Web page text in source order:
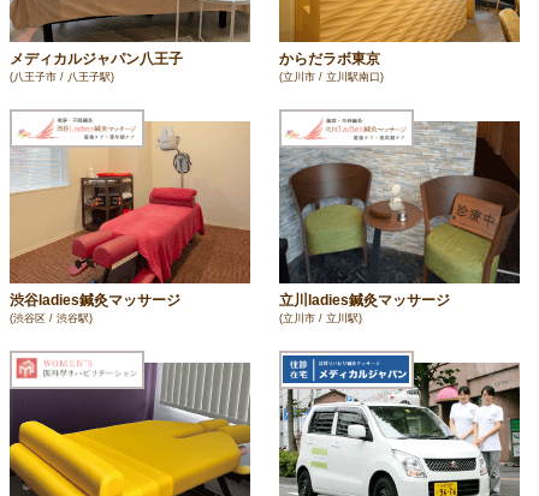
メディカルジャパン八王子
(八王子市 / 八王子駅)
からだラボ東京
(立川市 / 立川駅南口)
渋谷ladies鍼灸マッサージ
(渋谷区 / 渋谷駅)
立川ladies鍼灸マッサージ
(立川市 / 立川駅)